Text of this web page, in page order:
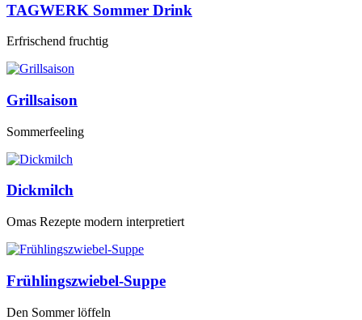
TAGWERK Sommer Drink
Erfrischend fruchtig
Grillsaison
Sommerfeeling
Dickmilch
Omas Rezepte modern interpretiert
Frühlingszwiebel-Suppe
Den Sommer löffeln